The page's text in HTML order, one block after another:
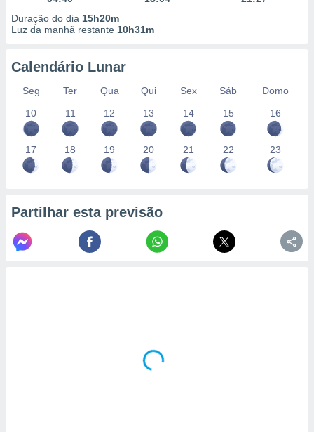
Duração do dia 15h20m
Luz da manhã restante 10h31m
Calendário Lunar
Seg Ter Qua Qui Sex Sáb
Domo
10
11 12 13 14 15 16
17 18 19 20 21 22 23
Partilhar esta previsão